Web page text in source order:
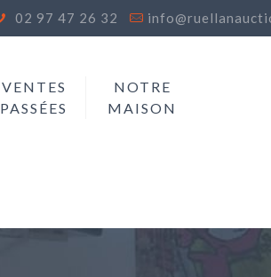
02 97 47 26 32
VENTES
PASSÉES
NOTRE
MAISON